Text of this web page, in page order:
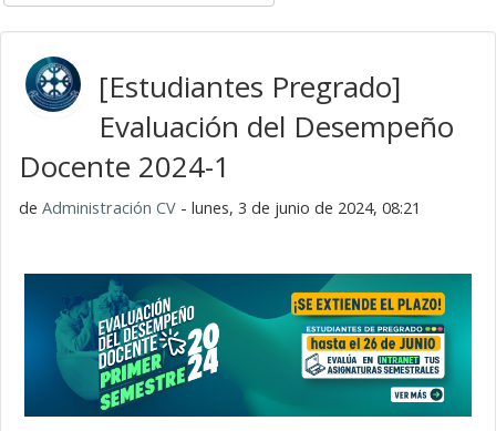
[Estudiantes Pregrado]
Evaluación del Desempeño
Docente 2024-1
de Administración CV - lunes, 3 de junio de 2024, 08:21